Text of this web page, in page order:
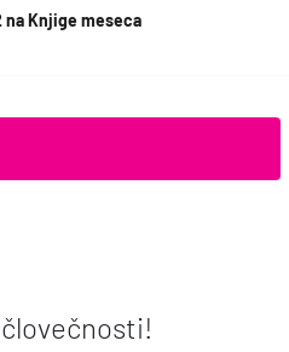
na Knjige meseca